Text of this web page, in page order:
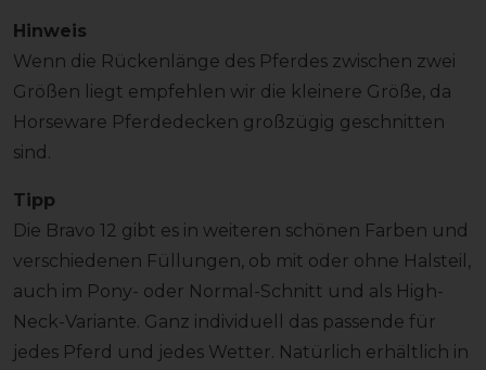
Hinweis
Wenn die Rückenlänge des Pferdes zwischen zwei
Größen liegt empfehlen wir die kleinere Größe, da
Horseware Pferdedecken großzügig geschnitten
sind.
Tipp
Die Bravo 12 gibt es in weiteren schönen Farben und
verschiedenen Füllungen, ob mit oder ohne Halsteil,
auch im Pony- oder Normal-Schnitt und als High-
Neck-Variante. Ganz individuell das passende für
jedes Pferd und jedes Wetter. Natürlich erhältlich in